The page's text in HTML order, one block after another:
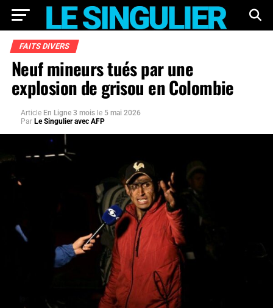
FAITS DIVERS
Neuf mineurs tués par une
explosion de grisou en Colombie
Article En Ligne 3 mois le 5 mai 2026
Par Le Singulier avec AFP